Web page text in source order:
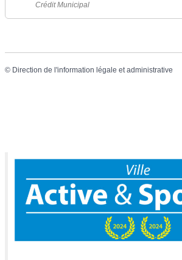
Crédit Municipal
© Direction de l'information légale et administrative